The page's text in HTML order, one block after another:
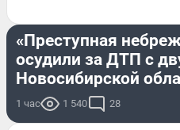
«Преступная
осудили за ДТП с
Новосибирской
1 час 1 540 28